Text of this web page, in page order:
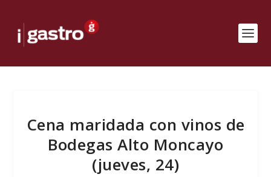
Cena maridada con vinos de
Bodegas Alto Moncayo
(jueves, 24)